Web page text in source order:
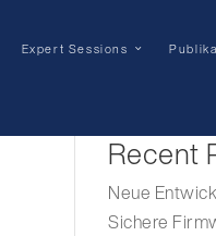
Expert Sessions
Recent
Neue
Sichere